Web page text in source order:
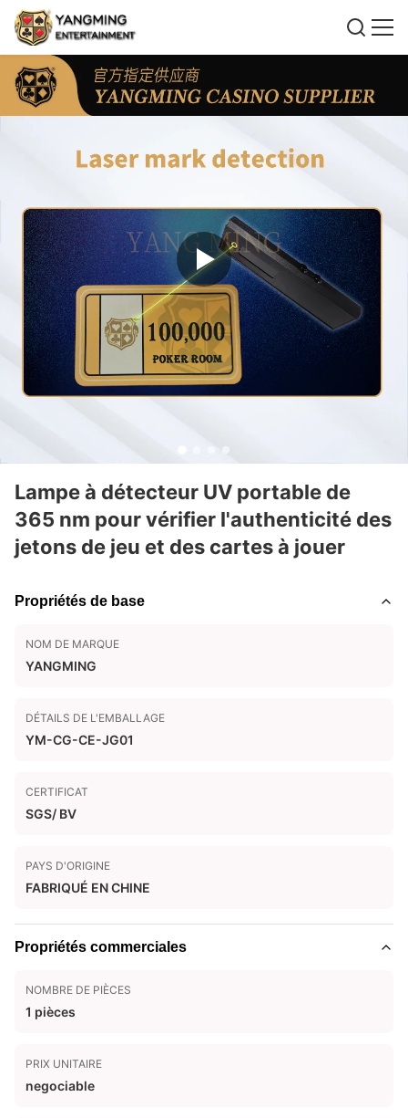
Lampe à détecteur UV portable de
365 nm pour vérifier l'authenticité des
jetons de jeu et des cartes à jouer
Propriétés de base
NOM DE MARQUE
YANGMING
DÉTAILS DE L'EMBALLAGE
YM-CG-CE-JG01
CERTIFICAT
SGS/ BV
PAYS D'ORIGINE
FABRIQUÉ EN CHINE
Propriétés commerciales
NOMBRE DE PIÈCES
1 pièces
PRIX UNITAIRE
negociable